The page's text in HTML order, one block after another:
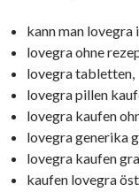
kann man
lovegra ohne
lovegra tabletten,
lovegra pillen
lovegra kaufen
lovegra generika
lovegra kaufen
kaufen lovegra